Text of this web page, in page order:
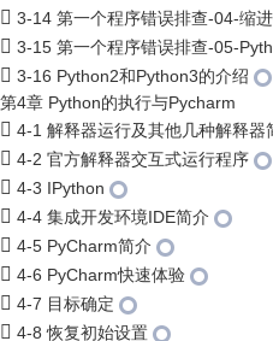
3-14 第一个程序错误排查-04-缩
3-15 第一个程序错误排查-05-
3-16 Python2和Python3的介绍
第4章 Python的执行与Pycharm
4-1 解释器运行及其他几种解释器
4-2 官方解释器交互式运行程序
4-3 IPython
4-4 集成开发环境IDE简介
4-5 PyCharm简介
4-6 PyCharm快速体验
4-7 目标确定
4-8 恢复初始设置